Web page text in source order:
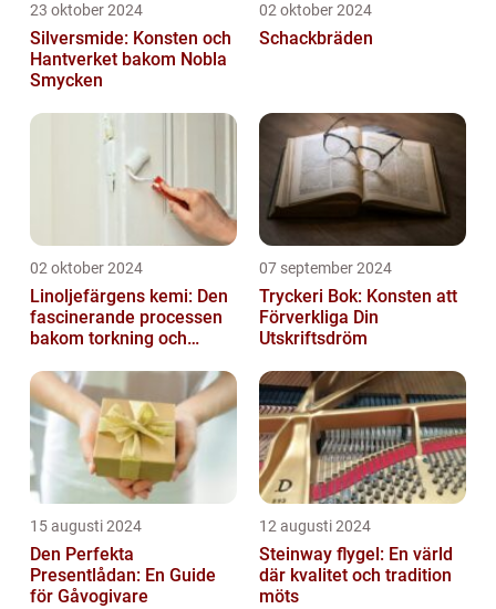
23 oktober 2024
Silversmide: Konsten och
Hantverket bakom Nobla
Smycken
02 oktober 2024
Schackbräden
02 oktober 2024
Linoljefärgens kemi: Den
fascinerande processen
bakom torkning och
07 september 2024
Tryckeri Bok: Konsten att
Förverkliga Din
Utskriftsdröm
15 augusti 2024
Den Perfekta
Presentlådan: En Guide
för Gåvogivare
12 augusti 2024
Steinway flygel: En värld
där kvalitet och tradition
möts